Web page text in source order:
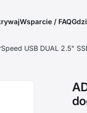
Wsparcie / FAQ
USB DUAL 2.5"